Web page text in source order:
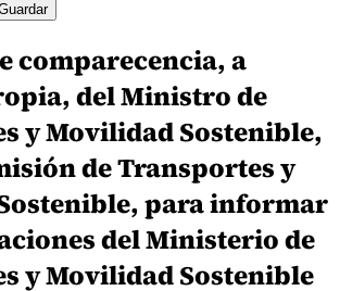
comparecencia, a
del Ministro de
y Movilidad Sostenible,
de Transportes y
para informar
del Ministerio de
y Movilidad Sostenible